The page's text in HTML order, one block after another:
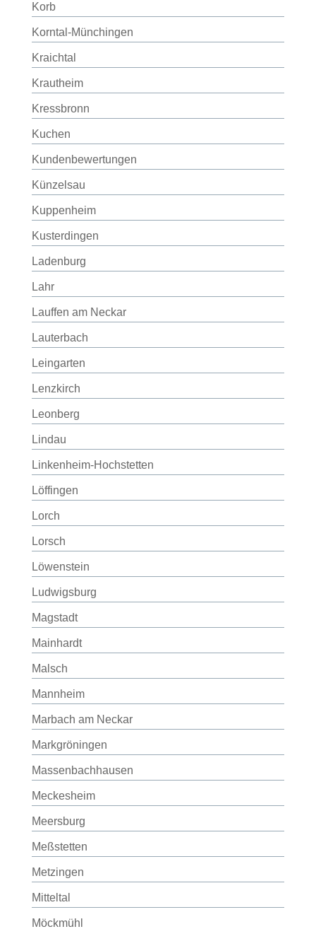
Korb
Korntal-Münchingen
Kraichtal
Krautheim
Kressbronn
Kuchen
Kundenbewertungen
Künzelsau
Kuppenheim
Kusterdingen
Ladenburg
Lahr
Lauffen am Neckar
Lauterbach
Leingarten
Lenzkirch
Leonberg
Lindau
Linkenheim-Hochstetten
Löffingen
Lorch
Lorsch
Löwenstein
Ludwigsburg
Magstadt
Mainhardt
Malsch
Mannheim
Marbach am Neckar
Markgröningen
Massenbachhausen
Meckesheim
Meersburg
Meßstetten
Metzingen
Mitteltal
Möckmühl